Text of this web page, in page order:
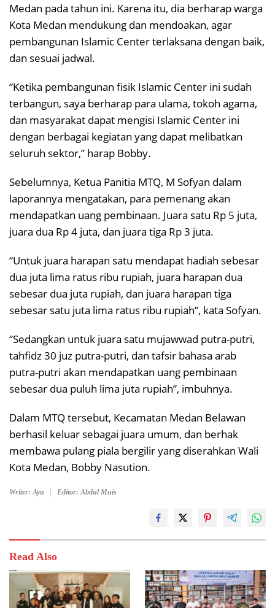
Medan pada tahun ini. Karena itu, dia berharap warga
Kota Medan mendukung dan mendoakan, agar
pembangunan Islamic Center terlaksana dengan baik,
dan sesuai jadwal.
“Ketika pembangunan fisik Islamic Center ini sudah
terbangun, saya berharap para ulama, tokoh agama,
dan masyarakat dapat mengisi Islamic Center ini
dengan berbagai kegiatan yang dapat melibatkan
seluruh sektor,” harap Bobby.
Sebelumnya, Ketua Panitia MTQ, M Sofyan dalam
laporannya mengatakan, para pemenang akan
mendapatkan uang pembinaan. Juara satu Rp 5 juta,
juara dua Rp 4 juta, dan juara tiga Rp 3 juta.
“Untuk juara harapan satu mendapat hadiah sebesar
dua juta lima ratus ribu rupiah, juara harapan dua
sebesar dua juta rupiah, dan juara harapan tiga
sebesar satu juta lima ratus ribu rupiah”, kata Sofyan.
“Sedangkan untuk juara satu mujawwad putra-putri,
tahfidz 30 juz putra-putri, dan tafsir bahasa arab
putra-putri akan mendapatkan uang pembinaan
sebesar dua puluh lima juta rupiah”, imbuhnya.
Dalam MTQ tersebut, Kecamatan Medan Belawan
berhasil keluar sebagai juara umum, dan berhak
membawa pulang piala bergilir yang diserahkan Wali
Kota Medan, Bobby Nasution.
Writer: Ayu Editor: Abdul Muis
Read Also